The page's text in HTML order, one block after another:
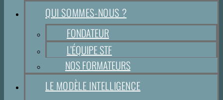
QUI SOMMES-NOUS ?
FONDATEUR
L’ÉQUIPE STF
NOS FORMATEURS
LE MODÈLE INTELLIGENCE